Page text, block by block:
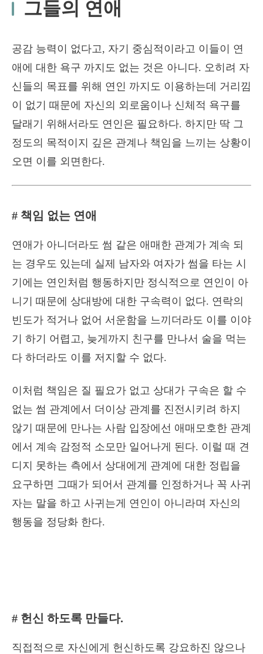
그들의 연애
공감 능력이 없다고, 자기 중심적이라고 이들이 연
애에 대한 욕구 까지도 없는 것은 아니다. 오히려 자
신들의 목표를 위해 연인 까지도 이용하는데 거리낌
이 없기 때문에 자신의 외로움이나 신체적 욕구를
달래기 위해서라도 연인은 필요하다. 하지만 딱 그
정도의 목적이지 깊은 관계나 책임을 느끼는 상황이
오면 이를 외면한다.
# 책임 없는 연애
연애가 아니더라도 썸 같은 애매한 관계가 계속 되
는 경우도 있는데 실제 남자와 여자가 썸을 타는 시
기에는 연인처럼 행동하지만 정식적으로 연인이 아
니기 때문에 상대방에 대한 구속력이 없다. 연락의
빈도가 적거나 없어 서운함을 느끼더라도 이를 이야
기 하기 어렵고, 늦게까지 친구를 만나서 술을 먹는
다 하더라도 이를 저지할 수 없다.
이처럼 책임은 질 필요가 없고 상대가 구속은 할 수
없는 썸 관계에서 더이상 관계를 진전시키려 하지
않기 때문에 만나는 사람 입장에선 애매모호한 관계
에서 계속 감정적 소모만 일어나게 된다. 이럴 때 견
디지 못하는 측에서 상대에게 관계에 대한 정립을
요구하면 그때가 되어서 관계를 인정하거나 꼭 사귀
자는 말을 하고 사귀는게 연인이 아니라며 자신의
행동을 정당화 한다.
# 헌신 하도록 만들다.
직접적으로 자신에게 헌신하도록 강요하진 않으나